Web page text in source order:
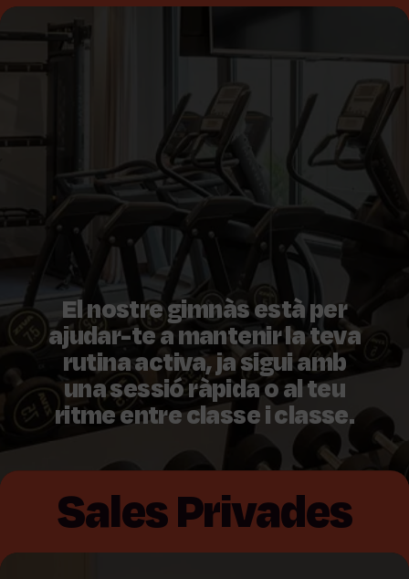
El nostre gimnàs està per
ajudar-te a mantenir la teva
rutina activa, ja sigui amb
una sessió ràpida o al teu
ritme entre classe i classe.
Sales Privades